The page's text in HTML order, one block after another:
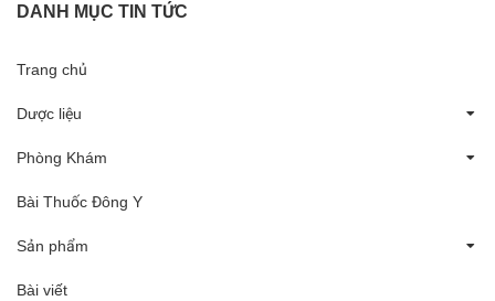
DANH MỤC TIN TỨC
Trang chủ
Dược liệu
Phòng Khám
Bài Thuốc Đông Y
Sản phẩm
Bài viết